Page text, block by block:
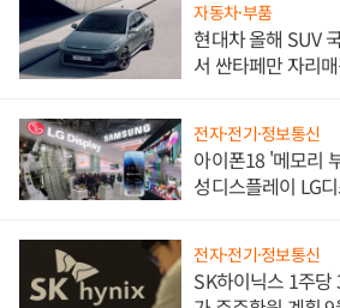
자동차·부품
현대차 올해 SUV
서 싼타페만 자리
전자·전기·정보통신
아이폰18 '메모리
성디스플레이 LG
전자·전기·정보통신
SK하이닉스 1주당